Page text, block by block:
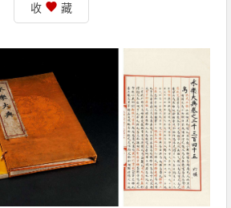
收 藏